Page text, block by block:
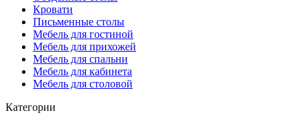
Кровати
Письменные столы
Мебель для гостиной
Мебель для прихожей
Мебель для спальни
Мебель для кабинета
Мебель для столовой
Категории